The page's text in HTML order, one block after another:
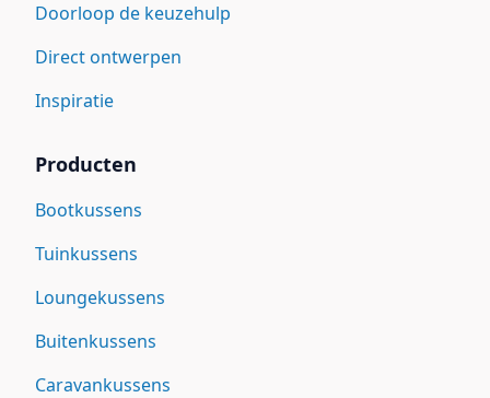
Doorloop de keuzehulp
Direct ontwerpen
Inspiratie
Producten
Bootkussens
Tuinkussens
Loungekussens
Buitenkussens
Caravankussens